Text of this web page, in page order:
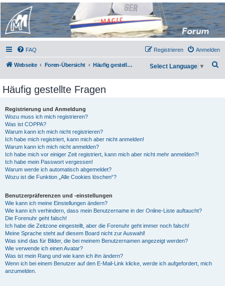
Micro Magic Forum
Deutschland
FAQ Anmelden
Registrieren
Webseite Foren-Übersicht Häufig gestellte Fragen Select Language ▼
Häufig gestellte Fragen
Registrierung und Anmeldung
Wozu muss ich mich registrieren?
Was ist COPPA?
Warum kann ich mich nicht registrieren?
Ich habe mich registriert, kann mich aber nicht anmelden!
Warum kann ich mich nicht anmelden?
Ich habe mich vor einiger Zeit registriert, kann mich aber nicht mehr anmelden?!
Ich habe mein Passwort vergessen!
Warum werde ich automatisch abgemeldet?
Wozu ist die Funktion „Alle Cookies löschen“?
Benutzerpräferenzen und -einstellungen
Wie kann ich meine Einstellungen ändern?
Wie kann ich verhindern, dass mein Benutzername in der Online-Liste auftaucht?
Die Forenuhr geht falsch!
Ich habe die Zeitzone eingestellt, aber die Forenuhr geht immer noch falsch!
Meine Sprache steht auf diesem Board nicht zur Auswahl!
Was sind das für Bilder, die bei meinem Benutzernamen angezeigt werden?
Wie verwende ich einen Avatar?
Was ist mein Rang und wie kann ich ihn ändern?
Wenn ich bei einem Benutzer auf den E-Mail-Link klicke, werde ich aufgefordert, mich
anzumelden.